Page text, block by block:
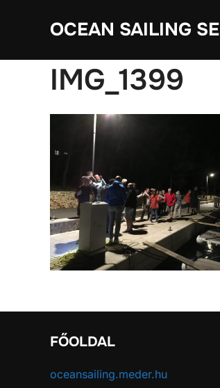
OCEAN SAILING SE
IMG_1399
FŐOLDAL
oceansailing.meder.hu